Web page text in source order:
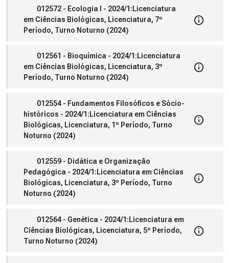
012572 - Ecologia I - 2024/1:Licenciatura
em Ciências Biológicas, Licenciatura, 7º
Período, Turno Noturno (2024)
012561 - Bioquímica - 2024/1:Licenciatura
em Ciências Biológicas, Licenciatura, 3º
Período, Turno Noturno (2024)
012554 - Fundamentos Filosóficos e Sócio-
históricos - 2024/1:Licenciatura em Ciências
Biológicas, Licenciatura, 1º Período, Turno
Noturno (2024)
012559 - Didática e Organização
Pedagógica - 2024/1:Licenciatura em Ciências
Biológicas, Licenciatura, 3º Período, Turno
Noturno (2024)
012564 - Genética - 2024/1:Licenciatura em
Ciências Biológicas, Licenciatura, 5º Período,
Turno Noturno (2024)